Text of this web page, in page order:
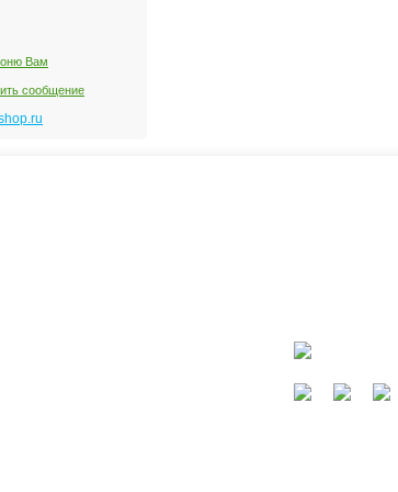
Вам
сообщение